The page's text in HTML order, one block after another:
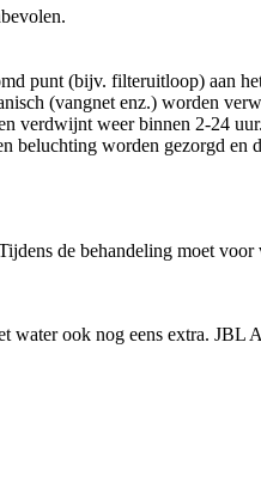
punt (bijv. filteruitloop) aan
(vangnet enz.) worden
verdwijnt weer binnen 2-24 uur.
beluchting worden gezorgd en
de behandeling moet
water ook nog eens extra. JBL